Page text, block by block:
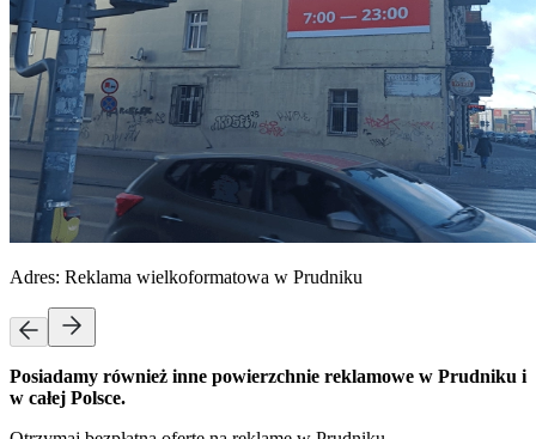
Adres: Reklama wielkoformatowa w Prudniku
Posiadamy również inne powierzchnie reklamowe w Prudniku i
w całej Polsce.